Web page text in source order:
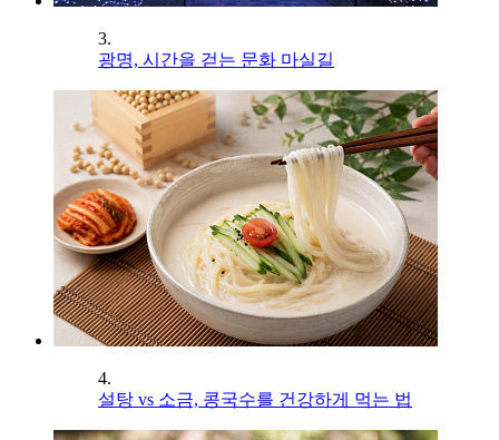
3.
광명, 시간을 걷는 문화 마실길
4.
설탕 vs 소금, 콩국수를 건강하게 먹는 법